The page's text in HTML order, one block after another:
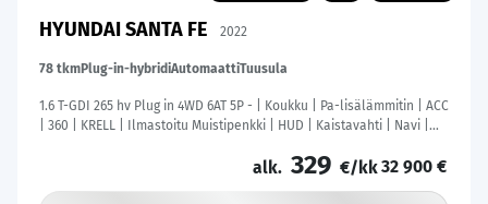
HYUNDAI SANTA FE 2022
78 tkmPlug-in-hybridiAutomaattiTuusula
1.6 T-GDI 265 hv Plug in 4WD 6AT 5P - | Koukku | Pa-lisälämmitin | ACC
| 360 | KRELL | Ilmastoitu Muistipenkki | HUD | Kaistavahti | Navi |
alk. 329 €/kk32 900 €